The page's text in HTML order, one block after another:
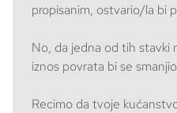
propisanim, ostvario/la bi
No, da jedna od tih stavki
iznos povrata bi se
Recimo da tvoje